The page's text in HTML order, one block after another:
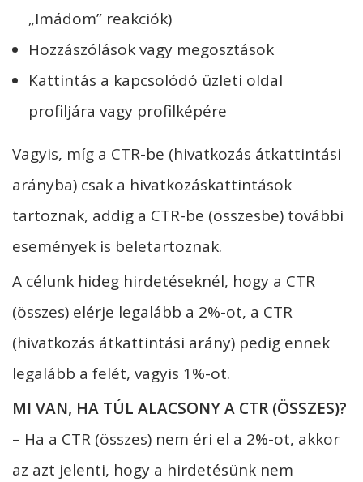
„Imádom” reakciók)
Hozzászólások vagy megosztások
Kattintás a kapcsolódó üzleti oldal
profiljára vagy profilképére
Vagyis, míg a CTR-be (hivatkozás átkattintási
arányba) csak a hivatkozáskattintások
tartoznak, addig a CTR-be (összesbe) további
események is beletartoznak.
A célunk hideg hirdetéseknél, hogy a CTR
(összes) elérje legalább a 2%-ot, a CTR
(hivatkozás átkattintási arány) pedig ennek
legalább a felét, vagyis 1%-ot.
MI VAN, HA TÚL ALACSONY A CTR (ÖSSZES)?
– Ha a CTR (összes) nem éri el a 2%-ot, akkor
az azt jelenti, hogy a hirdetésünk nem